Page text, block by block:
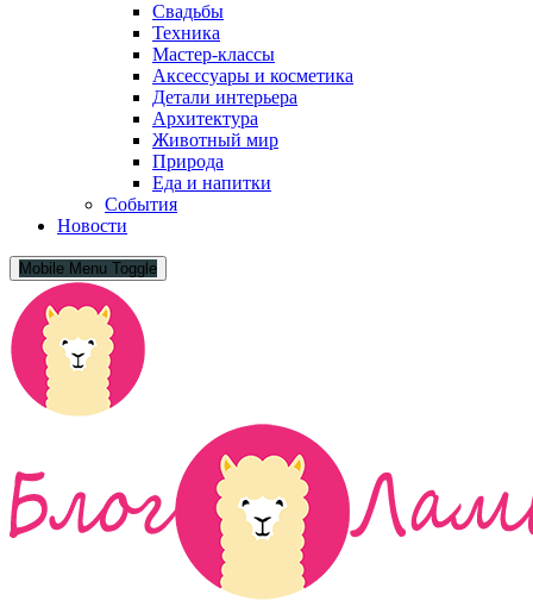
Свадьбы
Техника
Мастер-классы
Аксессуары и косметика
Детали интерьера
Архитектура
Животный мир
Природа
Еда и напитки
События
Новости
Mobile Menu Toggle